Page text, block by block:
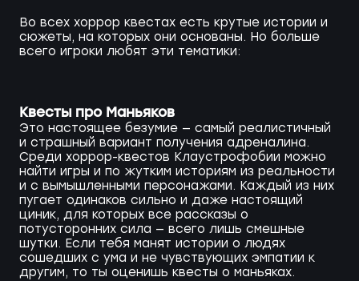
Во всех хоррор квестах есть крутые истории и
сюжеты, на которых они основаны. Но больше
всего игроки любят эти тематики:
Квесты про Маньяков
Это настоящее безумие — самый реалистичный
и страшный вариант получения адреналина.
Среди хоррор-квестов Клаустрофобии можно
найти игры и по жутким историям из реальности
и с вымышленными персонажами. Каждый из них
пугает одинаков сильно и даже настоящий
циник, для которых все рассказы о
потусторонних сила — всего лишь смешные
шутки. Если тебя манят истории о людях
сошедших с ума и не чувствующих эмпатии к
другим, то ты оценишь квесты о маньяках.